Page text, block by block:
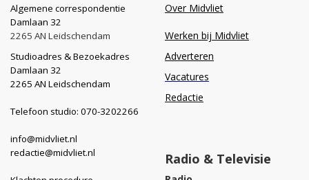
Algemene correspondentie
Damlaan 32
2265 AN Leidschendam
Studioadres & Bezoekadres
Damlaan 32
2265 AN Leidschendam
Telefoon studio: 070-3202266
info@midvliet.nl
redactie@midvliet.nl
Over Midvliet
Werken bij Midvliet
Adverteren
Vacatures
Redactie
Radio & Televisie